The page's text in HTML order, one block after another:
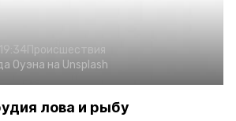
Происшествия
Оуэна на Unsplash
лова и рыбу